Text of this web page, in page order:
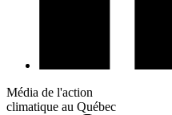
Média de l'action
climatique au Québec